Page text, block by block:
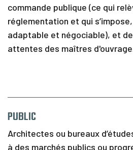
commande publique (ce qui
réglementation et qui
adaptable et négociable), et
attentes des maîtres
PUBLIC
Architectes ou bureaux
à des marchés publics ou